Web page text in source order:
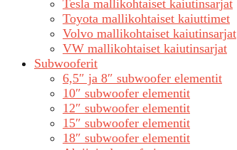
Tesla mallikohtaiset kaiutinsarjat
Toyota mallikohtaiset kaiuttimet
Volvo mallikohtaiset kaiutinsarjat
VW mallikohtaiset kaiutinsarjat
Subwooferit
6,5″ ja 8″ subwoofer elementit
10″ subwoofer elementit
12″ subwoofer elementit
15″ subwoofer elementit
18″ subwoofer elementit